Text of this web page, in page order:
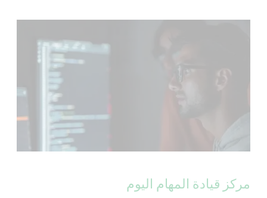
مركز قيادة المهام اليوم